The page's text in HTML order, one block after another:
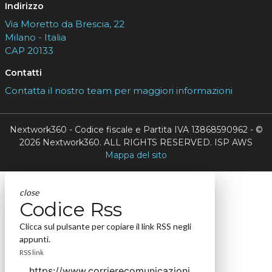
Indirizzo
Via Moretto da Brescia, 22
Milano - Italia
CAP 20133
Contatti
Contatta il nostro team per maggiori informazioni
Nextwork360 - Codice fiscale e Partita IVA 13868590962 - ©
2026 Nextwork360. ALL RIGHTS RESERVED. ISP AWS
Mappa del sito
close
Codice Rss
Clicca sul pulsante per copiare il link RSS negli
appunti.
RSS link